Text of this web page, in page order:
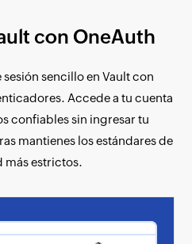
con OneAuth
sencillo en Vault con
Accede a tu cuenta
confiables sin ingresar tu
mantienes los estándares de
más estrictos.